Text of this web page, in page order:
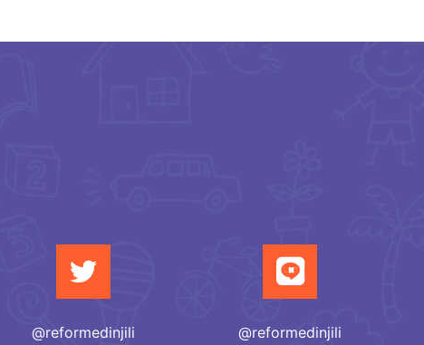
@reformedinjili @reformedinjili